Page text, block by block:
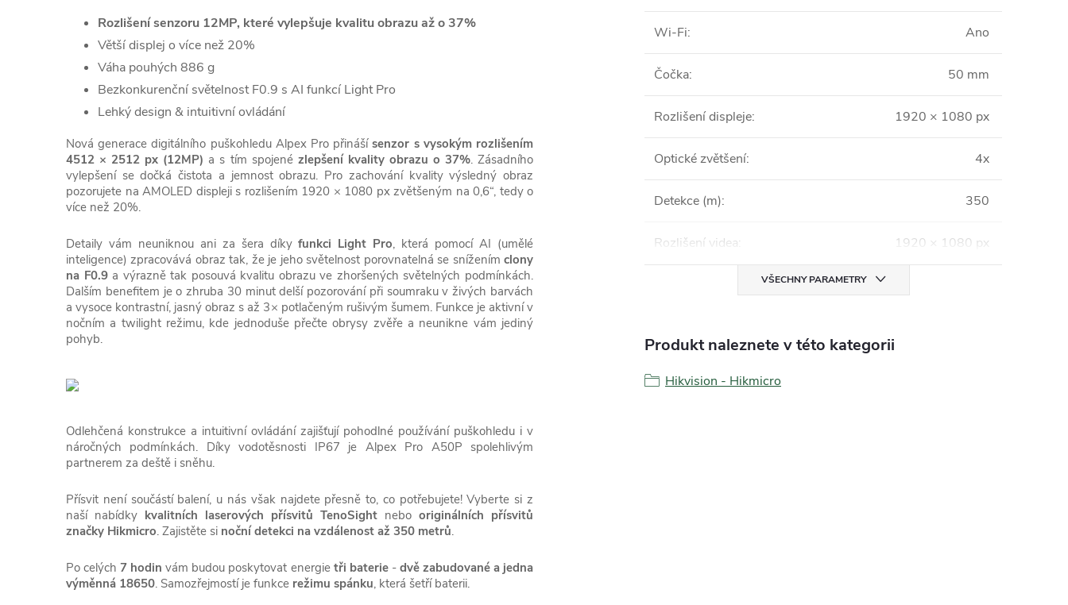
Rozlišení senzoru 12MP, které vylepšuje kvalitu obrazu až o 37%
Větší displej o více než 20%
Váha pouhých 886 g
Bezkonkurenční světelnost F0.9 s AI funkcí Light Pro
Lehký design & intuitivní ovládání
Nová generace digitálního puškohledu Alpex Pro přinášísenzor s vysokým rozlišením
4512 × 2512 px (12MP) a s tím spojené zlepšení kvality obrazu o 37%. Zásadního
vylepšení se dočká čistota a jemnost obrazu. Pro zachování kvality výsledný obraz
pozorujete na AMOLED displeji s rozlišením 1920 × 1080 px zvětšeným na 0,6“, tedy o
více než 20%.
Detaily vám neuniknou ani za šera díkyfunkci Light Pro, která pomocí AI (umělé
inteligence) zpracovává obraz tak, že je jeho světelnost porovnatelná se snížením clony
na F0.9a výrazně tak posouvá kvalitu obrazu ve zhoršených světelných podmínkách.
Dalším benefitem je o zhruba 30 minut delší pozorování při soumraku v živých barvách
a vysoce kontrastní, jasný obraz s až 3× potlačeným rušivým šumem. Funkce je aktivní v
nočním a twilight režimu, kde jednoduše přečte obrysy zvěře a neunikne vám jediný
pohyb.
Odlehčená konstrukce a intuitivní ovládání zajišťují pohodlné používání puškohledu i v
náročných podmínkách. Díky vodotěsnosti IP67 je Alpex Pro A50P spolehlivým
partnerem za deště i sněhu.
Přísvit není součástí balení, u nás však najdete přesně to, co potřebujete! Vyberte si z
naší nabídky kvalitních laserových přísvitů TenoSight nebo originálních přísvitů
značky Hikmicro. Zajistěte si noční detekci na vzdálenost až 350 metrů.
Po celých7 hodin vám budou poskytovat energie tři baterie- dvě zabudované a jedna
výměnná 18650. Samozřejmostí je funkce režimu spánku, která šetří baterii.
Wi-Fi: Ano
Čočka: 50 mm
Rozlišení displeje: 1920 × 1080 px
Optické zvětšení: 4x
Detekce (m): 350
Rozlišení videa: 1920 × 1080 px
VŠECHNY PARAMETRY
Produkt naleznete v této kategorii
Hikvision - Hikmicro